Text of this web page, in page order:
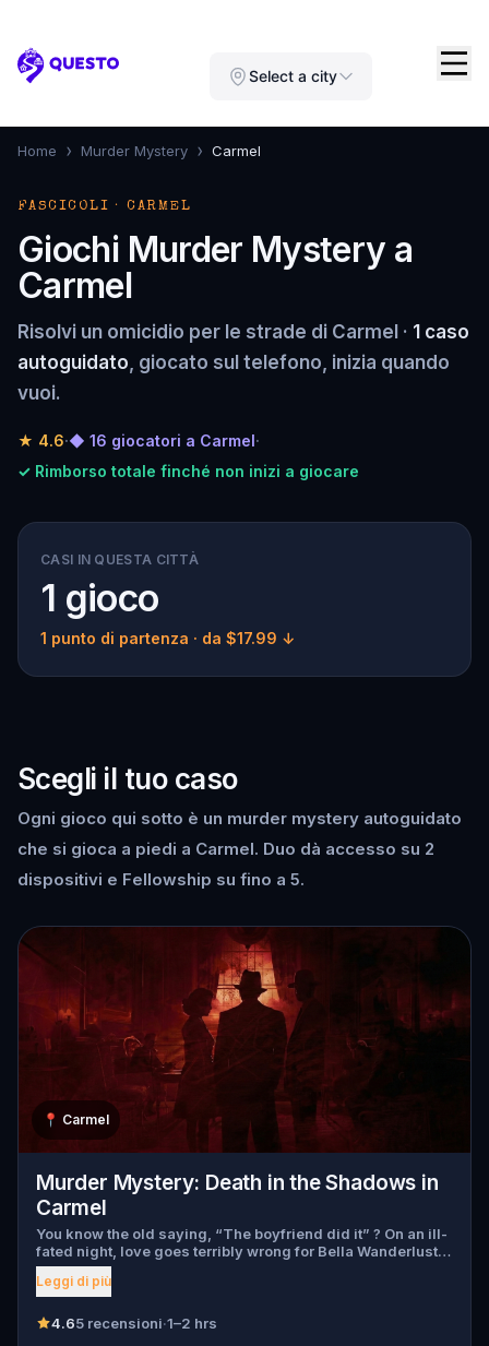
Questo Select a city
Home › Murder Mystery › Carmel
FASCICOLI · CARMEL
Giochi Murder Mystery a
Carmel
Risolvi un omicidio per le strade di Carmel · 1 caso
autoguidato, giocato sul telefono, inizia quando
vuoi.
★ 4.6·◆ 16 giocatori a Carmel·
✓ Rimborso totale finché non inizi a giocare
CASI IN QUESTA CITTÀ
1 gioco
1 punto di partenza · da $17.99 ↓
Scegli il tuo caso
Ogni gioco qui sotto è un murder mystery autoguidato
che si gioca a piedi a Carmel. Duo dà accesso su 2
dispositivi e Fellowship su fino a 5.
📍 Carmel
Murder Mystery: Death in the Shadows in
Carmel
You know the old saying, “The boyfriend did it” ? On an ill-
fated night, love goes terribly wrong for Bella Wanderlust
and Walter Bridges . Bella, a famous travel blogger, was
found dead during a ghost tour led by the theatrical Percy
Walter, the obsessed boyfriend? Percy, the ghost tour
Leggi di più
4.65 recensioni·1–2 hrs